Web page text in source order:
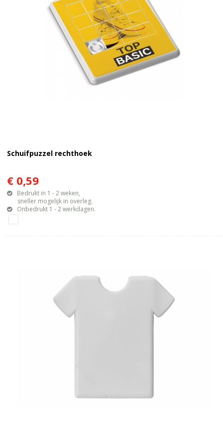
Schuifpuzzel rechthoek
€ 0,59
Bedrukt in 1 - 2 weken,
sneller mogelijk in overleg.
Onbedrukt 1 - 2 werkdagen.